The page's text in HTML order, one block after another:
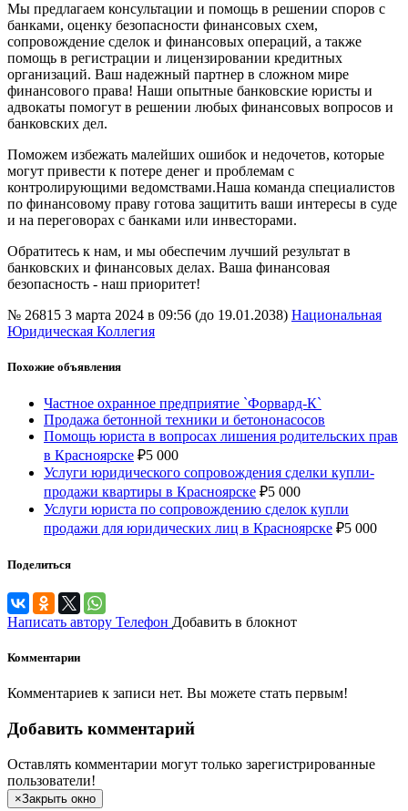
Мы предлагаем консультации и помощь в решении споров с
банками, оценку безопасности финансовых схем,
сопровождение сделок и финансовых операций, а также
помощь в регистрации и лицензировании кредитных
организаций. Ваш надежный партнер в сложном мире
финансового права! Наши опытные банковские юристы и
адвокаты помогут в решении любых финансовых вопросов и
банковских дел.
Поможем избежать малейших ошибок и недочетов, которые
могут привести к потере денег и проблемам с
контролирующими ведомствами.Наша команда специалистов
по финансовому праву готова защитить ваши интересы в суде
и на переговорах с банками или инвесторами.
Обратитесь к нам, и мы обеспечим лучший результат в
банковских и финансовых делах. Ваша финансовая
безопасность - наш приоритет!
№ 26815 3 марта 2024 в 09:56 (до 19.01.2038) Национальная
Юридическая Коллегия
Похожие объявления
Частное охранное предприятие `Форвард-К`
Продажа бетонной техники и бетононасосов
Помощь юриста в вопросах лишения родительских прав
в Красноярске ₽5 000
Услуги юридического сопровождения сделки купли-
продажи квартиры в Красноярске ₽5 000
Услуги юриста по сопровождению сделок купли
продажи для юридических лиц в Красноярске ₽5 000
Поделиться
Написать автору Телефон Добавить в блокнот
Комментарии
Комментариев к записи нет. Вы можете стать первым!
Добавить комментарий
Оставлять комментарии могут только зарегистрированные
пользователи!
×Закрыть окно